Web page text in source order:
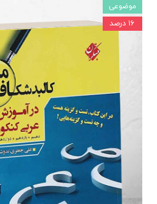
موضوعی
۱۶ درصد